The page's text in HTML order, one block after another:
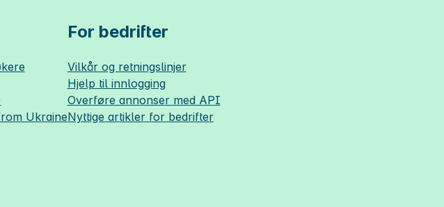
Ukraine
For bedrifter
Vilkår og retningslinjer
Hjelp til innlogging
Overføre annonser med API
Nyttige artikler for bedrifter